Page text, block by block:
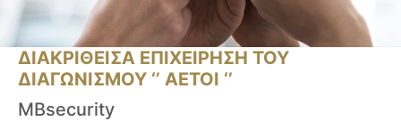
ΔΙΑΚΡΙΘΕΙΣΑ ΕΠΙΧΕΙΡΗΣΗ ΤΟΥ
ΔΙΑΓΩΝΙΣΜΟΥ ‘’ ΑΕΤΟΙ ‘’
MBsecurity